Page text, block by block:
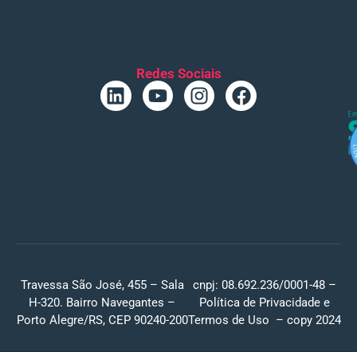
Redes Sociais
Travessa São José, 455 – Sala
H-320. Bairro Navegantes –
Porto Alegre/RS, CEP 90240-200
cnpj: 08.692.236/0001-48 –
Política de Privacidade e
Termos de Uso – copy 2024